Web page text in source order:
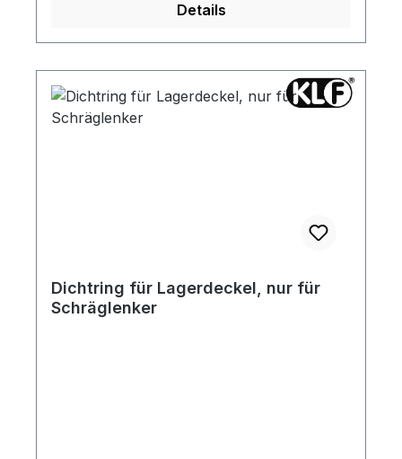
Details
Dichtring für Lagerdeckel, nur für
Schräglenker